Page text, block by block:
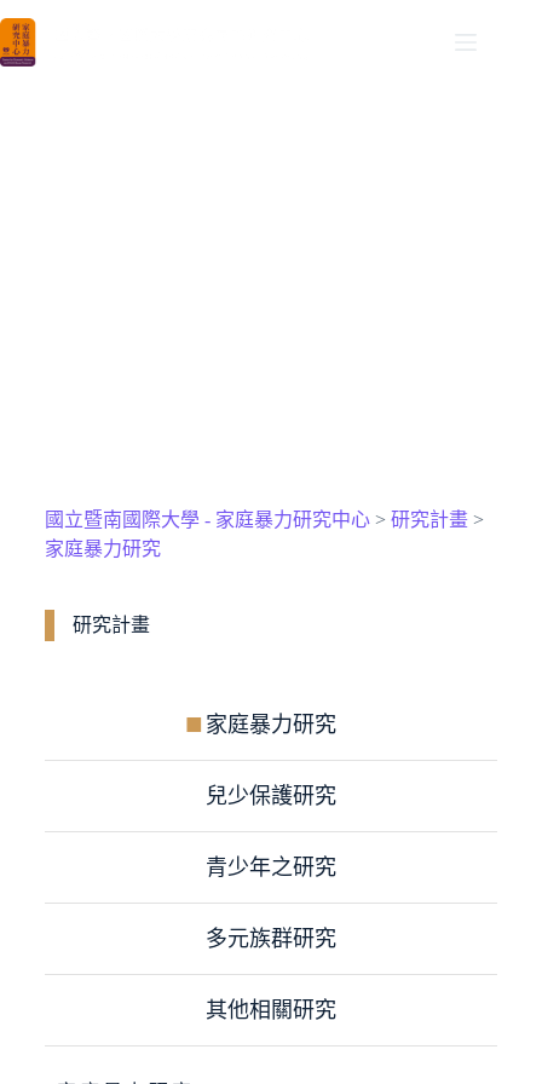
國立暨南國際大學 - 家庭暴力研究中心> 研究計畫>
家庭暴力研究
研究計畫​
家庭暴力研究
兒少保護研究
青少年之研究
多元族群研究
其他相關研究